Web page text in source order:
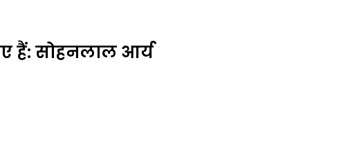
हैं: सोहनलाल आर्य